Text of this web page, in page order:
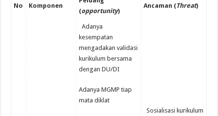
No Komponen
(opportunity)
Ancaman (Threat)
Adanya
kesempatan
mengadakan validasi
kurikulum bersama
dengan DU/DI
Adanya MGMP tiap
mata diklat
Sosialisasi kurikulum